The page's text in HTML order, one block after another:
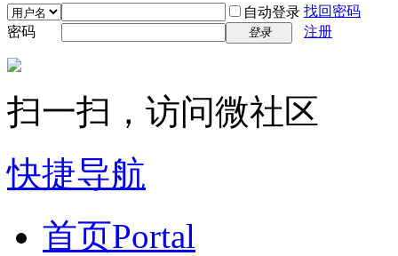
自动登录 找回密码
密码
登录 注册
扫一扫，访问微社区
快捷导航
首页Portal